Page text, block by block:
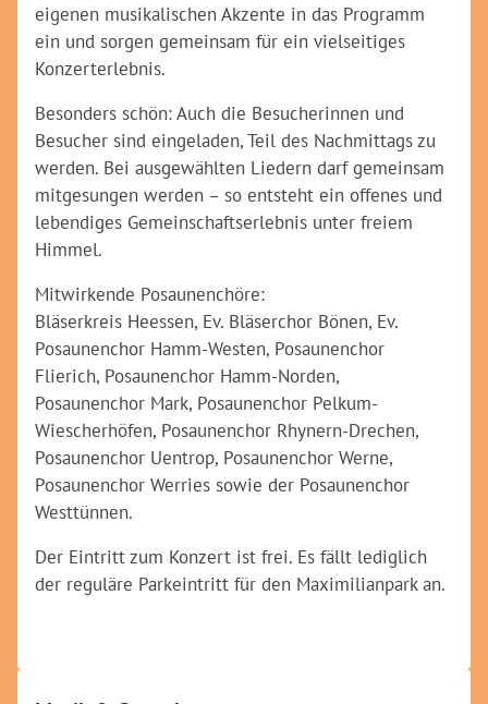
eigenen musikalischen Akzente in das Programm
ein und sorgen gemeinsam für ein vielseitiges
Konzerterlebnis.
Besonders schön: Auch die Besucherinnen und
Besucher sind eingeladen, Teil des Nachmittags zu
werden. Bei ausgewählten Liedern darf gemeinsam
mitgesungen werden – so entsteht ein offenes und
lebendiges Gemeinschaftserlebnis unter freiem
Himmel.
Mitwirkende Posaunenchöre:
Bläserkreis Heessen, Ev. Bläserchor Bönen, Ev.
Posaunenchor Hamm-Westen, Posaunenchor
Flierich, Posaunenchor Hamm-Norden,
Posaunenchor Mark, Posaunenchor Pelkum-
Wiescherhöfen, Posaunenchor Rhynern-Drechen,
Posaunenchor Uentrop, Posaunenchor Werne,
Posaunenchor Werries sowie der Posaunenchor
Westtünnen.
Der Eintritt zum Konzert ist frei. Es fällt lediglich
der reguläre Parkeintritt für den Maximilianpark an.